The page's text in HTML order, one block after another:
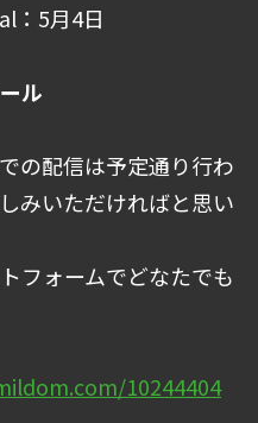
：5月4日
ル
の配信は予定通り行わ
みいただければと思い
フォームでどなたでも
10244404